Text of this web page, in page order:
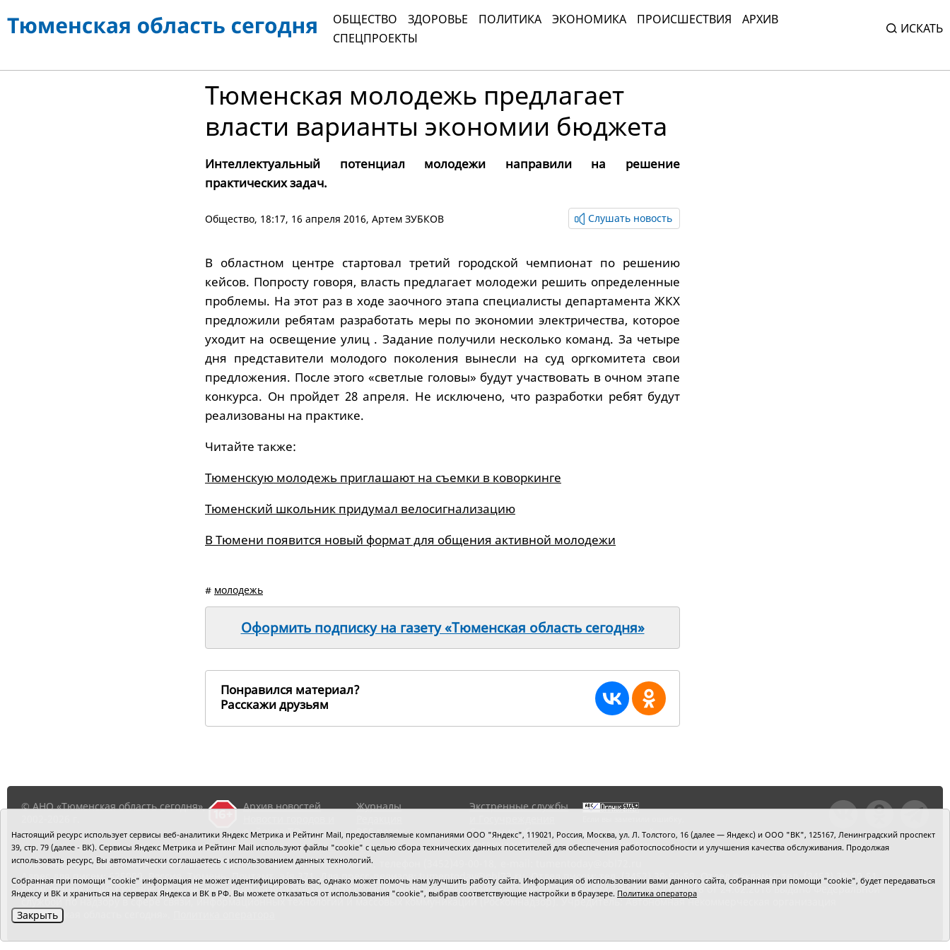
ОБЩЕСТВО ЗДОРОВЬЕ ПОЛИТИКА ЭКОНОМИКА ПРОИСШЕСТВИЯ
АРХИВ
СПЕЦПРОЕКТЫ
ИСКАТЬ
Тюменская молодежь предлагает
власти варианты экономии бюджета
Интеллектуальный потенциал молодежи направили на решение
практических задач.
Общество, 18:17, 16 апреля 2016, Артем ЗУБКОВ Слушать новость
В областном центре стартовал третий городской чемпионат по решению
кейсов. Попросту говоря, власть предлагает молодежи решить определенные
проблемы. На этот раз в ходе заочного этапа специалисты департамента ЖКХ
предложили ребятам разработать меры по экономии электричества, которое
уходит на освещение улиц . Задание получили несколько команд. За четыре
дня представители молодого поколения вынесли на суд оргкомитета свои
предложения. После этого «светлые головы» будут участвовать в очном этапе
конкурса. Он пройдет 28 апреля. Не исключено, что разработки ребят будут
реализованы на практике.
Читайте также:
Тюменскую молодежь приглашают на съемки в коворкинге
Тюменский школьник придумал велосигнализацию
В Тюмени появится новый формат для общения активной молодежи
# молодежь
Оформить подписку на газету «Тюменская область сегодня»
Понравился материал?
Расскажи друзьям
© АНО «Тюменская область сегодня»,
Архив новостей
районов ТО
Журналы
RSS поток
Экстренные службы
Сведения об
организации
выделите мышкой текст и
нажмитеCtrl+Enter
Главный редактор Рябков А.В. Редакция: 625002, Тюмень, Осипенко, 81,
Адрес для писем: 625000, Россия, Тюмень, Почтамт, а/я 371. Для пресс-релизов: tumentoday@obl72.ru. Отдел писем: тел. (3452) 39-90-59. Отдел рекламы: тел. (3452) 39-90-51.
Регистрация СМИ: Сетевое издание «Интернет-газета «Тюменская область сегодня», свидетельство о регистрации СМИ Эл № ФС77-64918 от 24.02.2016 выдано Федеральной
службой по надзору в сфере связи, информационных технологий и массовых коммуникаций (Роскомнадзор). Учредитель: Автономная некоммерческая организация
«Тюменская область сегодня».
Настоящий ресурс использует сервисы веб-аналитики Яндекс Метрика и Рейтинг Mail, предоставляемые компаниями ООО "Яндекс", 119021, Россия, Москва, ул. Л. Толстого, 16 (далее — Яндекс) и ООО "ВК", 125167, Ленинградский проспект
39, стр. 79 (далее - ВК). Сервисы Яндекс Метрика и Рейтинг Mail используют файлы "cookie" с целью сбора технических данных посетителей для обеспечения работоспособности и улучшения качества обслуживания. Продолжая
использовать ресурс, Вы автоматически соглашаетесь с использованием данных технологий.
Собранная при помощи "cookie" информация не может идентифицировать вас, однако может помочь нам улучшить работу сайта. Информация об использовании вами данного сайта, собранная при помощи "cookie", будет передаваться
Яндексу и ВК и храниться на серверах Яндекса и ВК в РФ. Вы можете отказаться от использования "cookie", выбрав соответствующие настройки в браузере. Политика оператора
Закрыть